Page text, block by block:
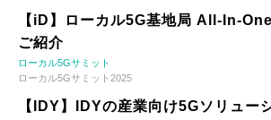
【iD】ローカル5G基地局 All-In-
ご紹介
ローカル5Gサミット
ローカル5Gサミット2025
【IDY】IDYの産業向け5Gソリュー